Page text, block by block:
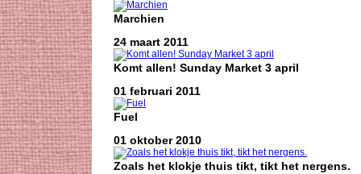
Marchien
24 maart 2011
Komt allen! Sunday Market 3 april
01 februari 2011
Fuel
01 oktober 2010
Zoals het klokje thuis tikt, tikt het nergens.